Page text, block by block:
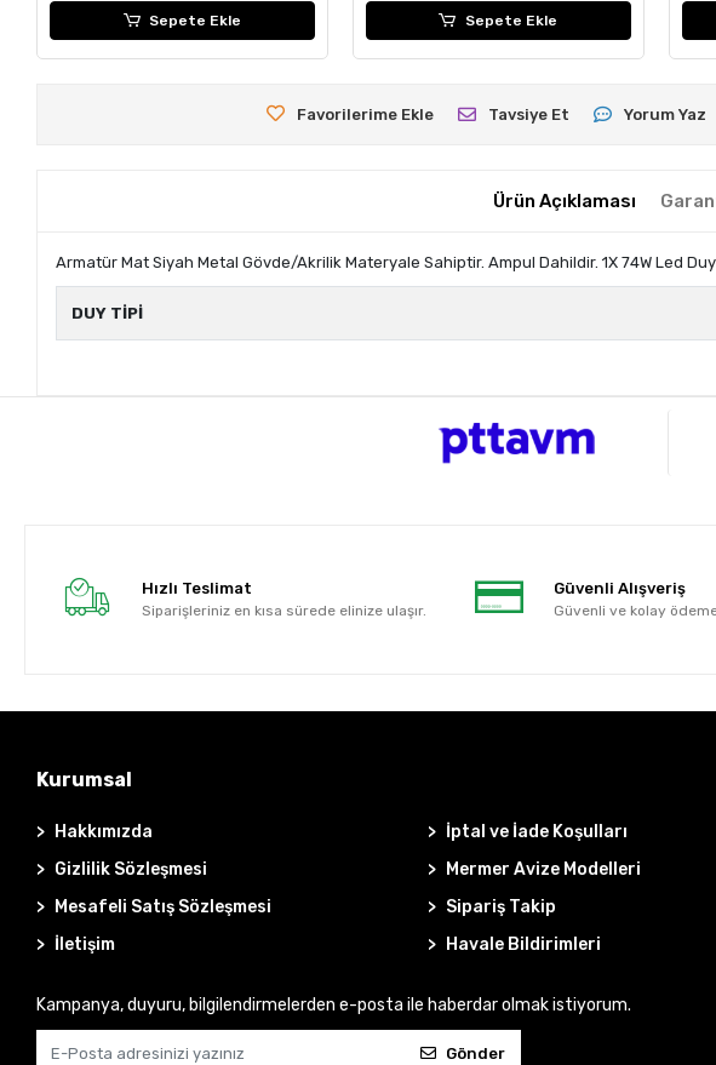
Sepete Ekle Sepete Ekle
Favorilerime Ekle Tavsiye Et Yorum Yaz
Ürün Açıklaması
Armatür Mat Siyah Metal Gövde/Akrilik Materyale Sahiptir. Ampul Dahildir. 1X 74W Led
DUY TİPİ
Hızlı Teslimat
Siparişleriniz en kısa sürede elinize ulaşır.
Güvenli Alışveriş
Güvenli ve kolay
Kurumsal
Hakkımızda
Gizlilik Sözleşmesi
Mesafeli Satış Sözleşmesi
İletişim
İptal ve İade Koşulları
Mermer Avize Modelleri
Sipariş Takip
Havale Bildirimleri
Kampanya, duyuru, bilgilendirmelerden e-posta ile haberdar olmak istiyorum.
Gönder